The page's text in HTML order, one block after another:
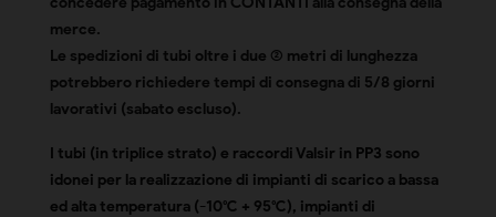
merce.
Le spedizioni di tubi oltre i due (2) metri di lunghezza
potrebbero richiedere tempi di consegna di 5/8 giorni
lavorativi (sabato escluso).
I tubi (in triplice strato) e raccordi Valsir in PP3 sono
idonei per la realizzazione di impianti di scarico a bassa
ed alta temperatura (-10°C + 95°C), impianti di